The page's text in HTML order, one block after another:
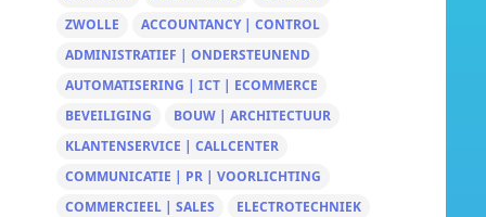
ZWOLLE
ACCOUNTANCY | CONTROL
ADMINISTRATIEF | ONDERSTEUNEND
AUTOMATISERING | ICT | ECOMMERCE
BEVEILIGING
BOUW | ARCHITECTUUR
KLANTENSERVICE | CALLCENTER
COMMUNICATIE | PR | VOORLICHTING
COMMERCIEEL | SALES
ELECTROTECHNIEK